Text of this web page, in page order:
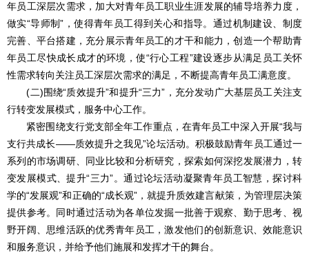
年员工深层次需求，加大对青年员工职业生涯发展的辅导培养力度，
做实“导师制”，使得青年员工得到关心和指导。通过机制建设、制度
完善、平台搭建，充分展示青年员工的才干和能力，创造一个帮助青
年员工尽快成长成才的环境，使“行心工程”建设逐步从满足员工关怀
性需求转向关注员工深层次需求的满足，不断提高青年员工满意度。
(二)围绕“质效提升”和提升“三力”，充分发动广大基层员工关注支
行转变发展模式，服务中心工作。
紧密围绕支行党支部全年工作重点，在青年员工中深入开展“我与
支行共成长――质效提升之我见”论坛活动。积极鼓励青年员工通过一
系列的市场调研、同业比较和分析研究，探索如何深挖发展潜力，转
变发展模式、提升“三力”。通过论坛活动凝聚青年员工智慧，探讨科
学的“发展观”和正确的“成长观”，就提升质效建言献策，为管理层决策
提供参考。同时通过活动为各单位发掘一批善于观察、勤于思考、视
野开阔、思维活跃的优秀青年员工，激发他们的创新意识、效能意识
和服务意识，并给予他们施展和发挥才干的舞台。